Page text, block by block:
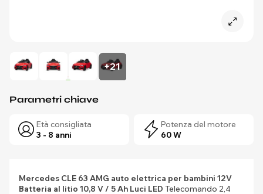
+21
Parametri chiave
Età consigliata
3 - 8 anni
Potenza del motore
60 W
Mercedes CLE 63 AMG auto elettrica per bambini 12V
Batteria al litio 10,8 V / 5 Ah Luci LED Telecomando 2,4